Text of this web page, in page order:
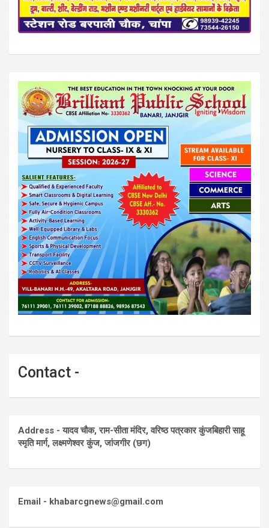
Contact -
Address - यादव चौक, राम-सीता मंदिर, वरिष्ठ पत्रकार कुंजबिहारी साहू
स्मृति मार्ग, लक्ष्मणेश्वर कुंज, जांजगीर (छग)
Email - khabarcgnews@gmail.com